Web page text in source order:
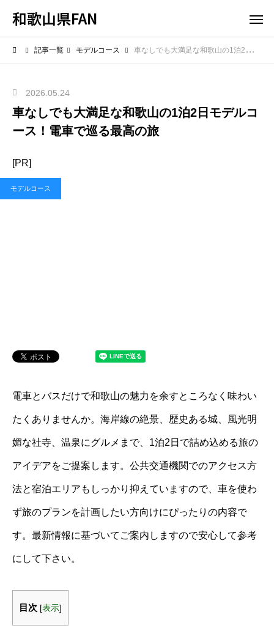
和歌山県FAN
記事一覧 モデルコース 車なしでも大満足な和歌山の1泊2日モデルコース！電車で巡る最高の旅
2026.05.24
車なしでも大満足な和歌山の1泊2日モデルコ
ース！電車で巡る最高の旅
[PR]
モデルコース
電車とバスだけで和歌山の魅力を余すところなく味わい
たくありませんか。海岸線の絶景、歴史ある城、風光明
媚な社寺、温泉にグルメまで、1泊2日で詰め込める旅の
アイデアをご提案します。公共交通機関でのアクセス方
法と宿泊エリアもしっかり抑えていますので、車を使わ
ず旅のプランを計画したい方向けにぴったりの内容で
す。最新情報に基づいてご案内しますので安心して参考
にして下さい。
目次 [表示]